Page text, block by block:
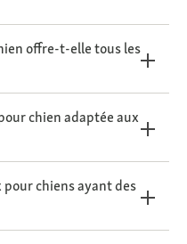
offre-t-elle tous les
chien adaptée aux
chiens ayant des